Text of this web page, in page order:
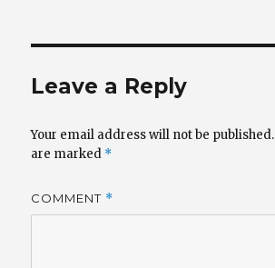
Leave a Reply
Your email address will not be published.
are marked *
COMMENT *